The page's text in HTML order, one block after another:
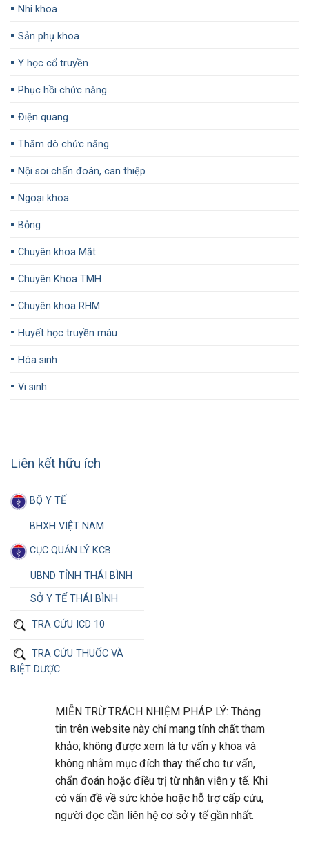
▪️ Nhi khoa
▪️ Sản phụ khoa
▪️ Y học cổ truyền
▪️ Phục hồi chức năng
▪️ Điện quang
▪️ Thăm dò chức năng
▪️ Nội soi chẩn đoán, can thiệp
▪️ Ngoại khoa
▪️ Bỏng
▪️ Chuyên khoa Mắt
▪️ Chuyên Khoa TMH
▪️ Chuyên khoa RHM
▪️ Huyết học truyền máu
▪️ Hóa sinh
▪️ Vi sinh
Liên kết hữu ích
BỘ Y TẾ
BHXH VIỆT NAM
CỤC QUẢN LÝ KCB
UBND TỈNH THÁI BÌNH
SỞ Y TẾ THÁI BÌNH
TRA CỨU ICD 10
TRA CỨU THUỐC VÀ
BIỆT DƯỢC
MIỄN TRỪ TRÁCH NHIỆM PHÁP LÝ: Thông
tin trên website này chỉ mang tính chất tham
khảo; không được xem là tư vấn y khoa và
không nhằm mục đích thay thế cho tư vấn,
chẩn đoán hoặc điều trị từ nhân viên y tế. Khi
có vấn đề về sức khỏe hoặc hỗ trợ cấp cứu,
người đọc cần liên hệ cơ sở y tế gần nhất.